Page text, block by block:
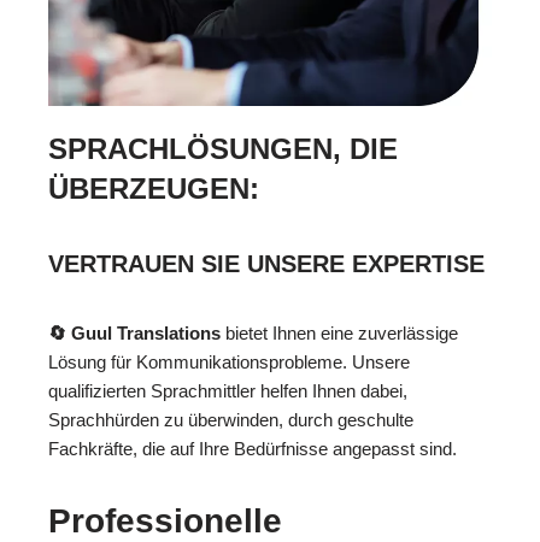
SPRACHLÖSUNGEN, DIE
ÜBERZEUGEN:
VERTRAUEN SIE UNSERE EXPERTISE
🔄 Guul Translations bietet Ihnen eine zuverlässige
Lösung für Kommunikationsprobleme. Unsere
qualifizierten Sprachmittler helfen Ihnen dabei,
Sprachhürden zu überwinden, durch geschulte
Fachkräfte, die auf Ihre Bedürfnisse angepasst sind.
Professionelle